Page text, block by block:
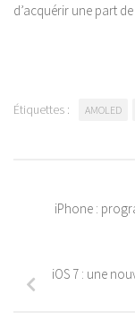
d’acquérir une part
Étiquettes : AMOLED
iPhone :
iOS 7 : une